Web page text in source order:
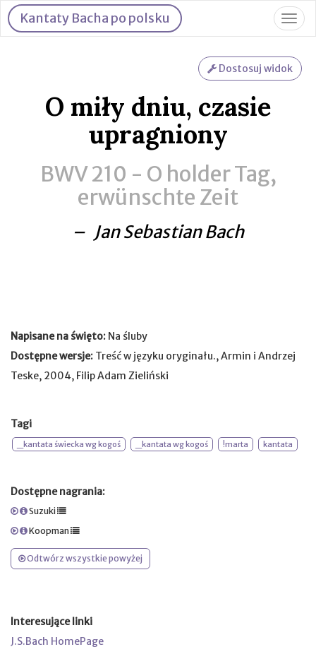
Kantaty Bacha po polsku
O miły dniu, czasie
upragniony
BWV 210 - O holder Tag,
erwünschte Zeit
– Jan Sebastian Bach
Napisane na święto: Na śluby
Dostępne wersje: Treść w języku oryginału., Armin i Andrzej
Teske, 2004, Filip Adam Zieliński
Tagi
_kantata świecka wg kogoś _kantata wg kogoś !marta kantata
Dostępne nagrania:
Suzuki
Koopman
Odtwórz wszystkie powyżej
Interesujące linki
J.S.Bach HomePage
Dostosuj widok